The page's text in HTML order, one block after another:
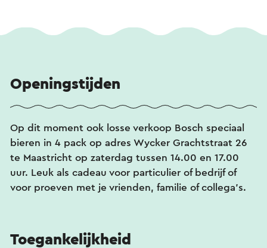
Je kunt een mailbericht sturen voor een
Openingstijden
Op dit moment ook losse verkoop Bosch speciaal
bieren in 4 pack op adres Wycker Grachtstraat 26
te Maastricht op zaterdag tussen 14.00 en 17.00
uur. Leuk als cadeau voor particulier of bedrijf of
voor proeven met je vrienden, familie of collega's.
Toegankelijkheid